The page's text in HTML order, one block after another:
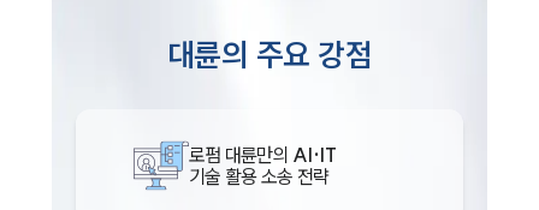
대륜의 주요 강점
로펌 대륜만의 AI·IT
기술 활용 소송 전략